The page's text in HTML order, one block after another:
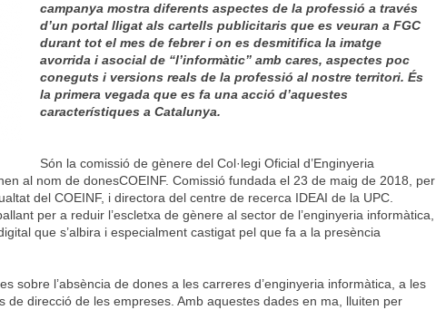
campanya mostra diferents aspectes de la professió a través
d’un portal lligat als cartells publicitaris que es veuran a FGC
durant tot el mes de febrer i on es desmitifica la imatge
avorrida i asocial de “l’informàtic” amb cares, aspectes poc
coneguts i versions reals de la professió al nostre territori. És
la primera vegada que es fa una acció d’aquestes
característiques a Catalunya.
Són la comissió de gènere del Col·legi Oficial d’Enginyeria
al nom de donesCOEINF. Comissió fundada el 23 de maig de 2018, per
del COEINF, i directora del centre de recerca IDEAI de la UPC.
per a reduir l’escletxa de gènere al sector de l’enginyeria informàtica,
que s’albira i especialment castigat pel que fa a la presència
sobre l’absència de dones a les carreres d’enginyeria informàtica, a les
de direcció de les empreses. Amb aquestes dades en ma, lluiten per